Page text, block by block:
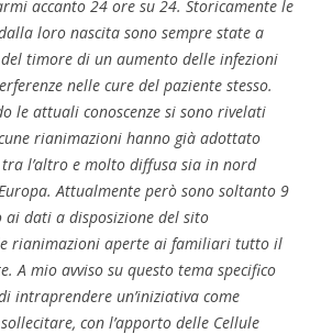
accanto 24 ore su 24. Storicamente le
loro nascita sono sempre state a
timore di un aumento delle infezioni
nelle cure del paziente stesso.
le attuali conoscenze si sono rivelati
rianimazioni hanno già adottato
l’altro e molto diffusa sia in nord
Attualmente però sono soltanto 9
dati a disposizione del sito
rianimazioni aperte ai familiari tutto il
A mio avviso su questo tema specifico
intraprendere un’iniziativa come
con l’apporto delle Cellule